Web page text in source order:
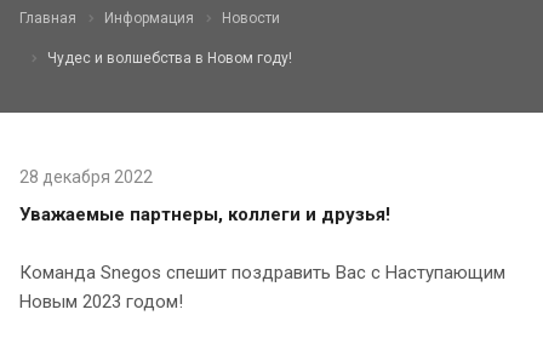
Главная Информация Новости
Чудес и волшебства в Новом году!
28 декабря 2022
Уважаемые партнеры, коллеги и друзья!
Команда Snegos спешит поздравить Вас с Наступающим
Новым 2023 годом!